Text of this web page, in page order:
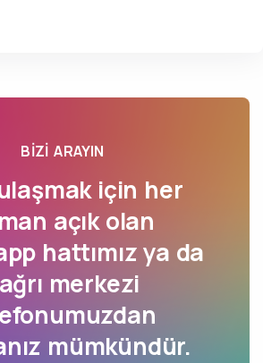
BIZI ARAYIN
için her
açık olan
hattımız ya da
merkezi
mümkündür.